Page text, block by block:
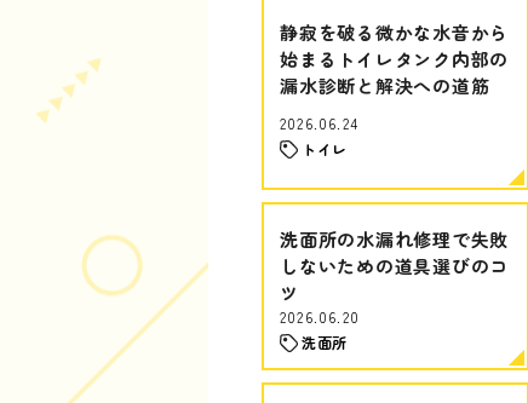
静寂を破る微かな水音から
始まるトイレタンク内部の
漏水診断と解決への道筋
2026.06.24
トイレ
洗面所の水漏れ修理で失敗
しないための道具選びのコ
ツ
2026.06.20
洗面所